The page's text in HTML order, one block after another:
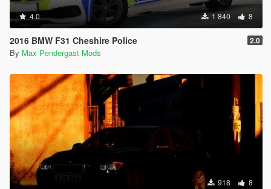
4.0 1 840 8
2016 BMW F31 Cheshire Police 2.0
By Max Pendergast Mods
918 8